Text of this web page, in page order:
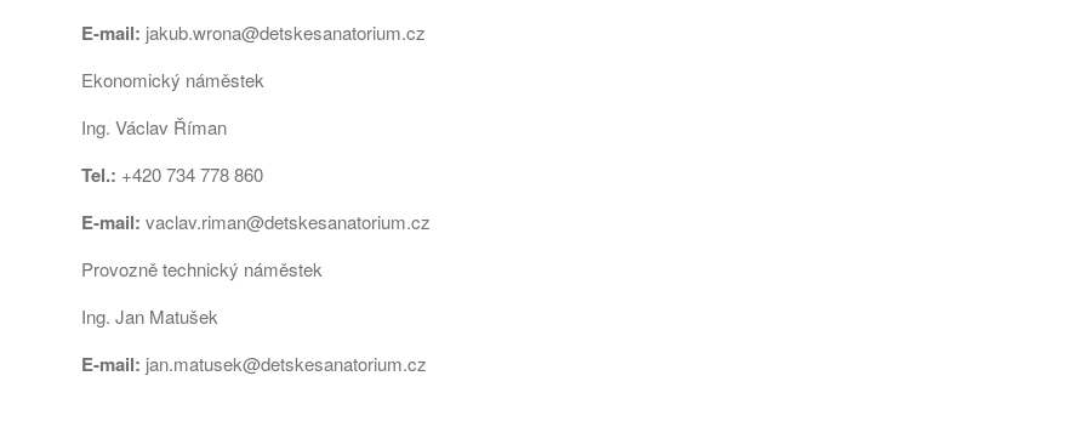
E-mail: jakub.wrona@detskesanatorium.cz
Ekonomický náměstek
Ing. Václav Říman
Tel.: +420 734 778 860
E-mail: vaclav.riman@detskesanatorium.cz
Provozně technický náměstek
Ing. Jan Matušek
E-mail: jan.matusek@detskesanatorium.cz